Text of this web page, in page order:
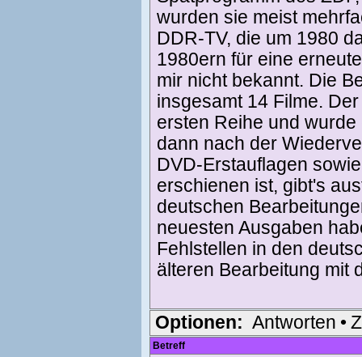
wurden sie meist
DDR-TV, die um 1980
1980ern für eine
mir nicht bekannt. Die
insgesamt 14 Filme.
ersten Reihe und
dann nach der
DVD-Erstauflagen
erschienen ist, gibt's
deutschen
neuesten Ausgaben
Fehlstellen in den
älteren Bearbeitung mit
Optionen: Antworten •
Betreff